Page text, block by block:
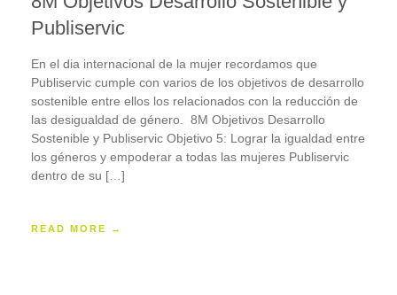
Publiservic
En el dia internacional de la mujer recordamos que
Publiservic cumple con varios de los objetivos de desarrollo
sostenible entre ellos los relacionados con la reducción de
las desigualdad de género. 8M Objetivos Desarrollo
Sostenible y Publiservic Objetivo 5: Lograr la igualdad entre
los géneros y empoderar a todas las mujeres Publiservic
dentro de su […]
READ MORE →